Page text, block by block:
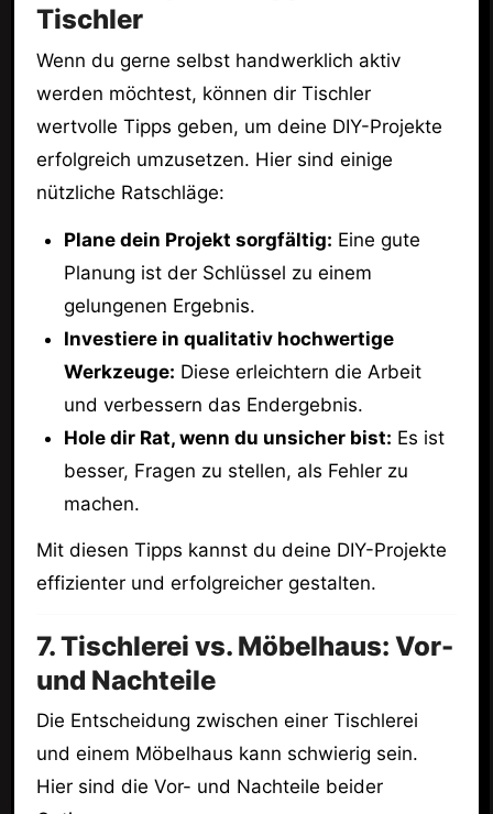
Tischler
Wenn du gerne selbst handwerklich aktiv
werden möchtest, können dir Tischler
wertvolle Tipps geben, um deine DIY-Projekte
erfolgreich umzusetzen. Hier sind einige
nützliche Ratschläge:
Plane dein Projekt sorgfältig: Eine gute
Planung ist der Schlüssel zu einem
gelungenen Ergebnis.
Investiere in qualitativ hochwertige
Werkzeuge: Diese erleichtern die Arbeit
und verbessern das Endergebnis.
Hole dir Rat, wenn du unsicher bist: Es ist
besser, Fragen zu stellen, als Fehler zu
machen.
Mit diesen Tipps kannst du deine DIY-Projekte
effizienter und erfolgreicher gestalten.
7. Tischlerei vs. Möbelhaus: Vor-
und Nachteile
Die Entscheidung zwischen einer Tischlerei
und einem Möbelhaus kann schwierig sein.
Hier sind die Vor- und Nachteile beider